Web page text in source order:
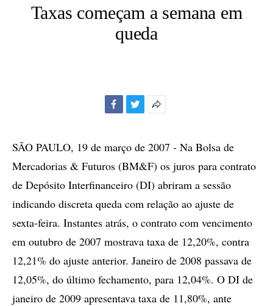
Taxas começam a semana em
queda
compartilhamento
SÃO PAULO, 19 de março de 2007 - Na Bolsa de
Mercadorias & Futuros (BM&F) os juros para contrato
de Depósito Interfinanceiro (DI) abriram a sessão
indicando discreta queda com relação ao ajuste de
sexta-feira. Instantes atrás, o contrato com vencimento
em outubro de 2007 mostrava taxa de 12,20%, contra
12,21% do ajuste anterior. Janeiro de 2008 passava de
12,05%, do último fechamento, para 12,04%. O DI de
janeiro de 2009 apresentava taxa de 11,80%, ante